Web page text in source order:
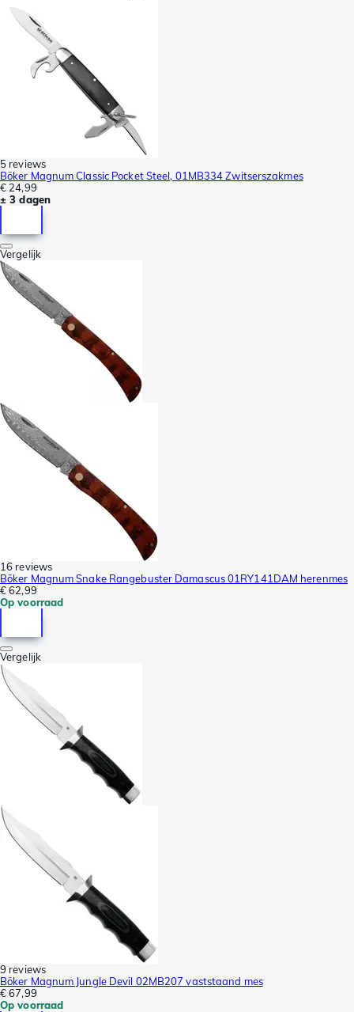
5 reviews
Böker Magnum Classic Pocket Steel, 01MB334 Zwitserszakmes
€ 24,99
± 3 dagen
Vergelijk
16 reviews
Böker Magnum Snake Rangebuster Damascus 01RY141DAM herenmes
€ 62,99
Op voorraad
Vergelijk
9 reviews
Böker Magnum Jungle Devil 02MB207 vaststaand mes
€ 67,99
Op voorraad